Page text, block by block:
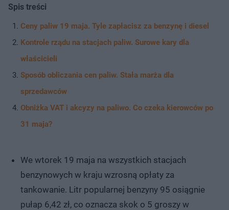
Spis treści
Ceny paliw 19 maja. Tyle zapłacisz za benzynę i diesel
Kontrole rządu na stacjach paliw. Surowe kary dla
właścicieli
Sposób obliczania cen paliw. Stała marża dla
sprzedawców
Obniżka VAT i akcyzy na paliwo. Co czeka kierowców po
31 maja?
We wtorek 19 maja na wszystkich stacjach
benzynowych w kraju wzrosną opłaty za
tankowanie. Litr popularnej benzyny 95 osiągnie
pułap 6,42 zł, co oznacza skok o 5 groszy w